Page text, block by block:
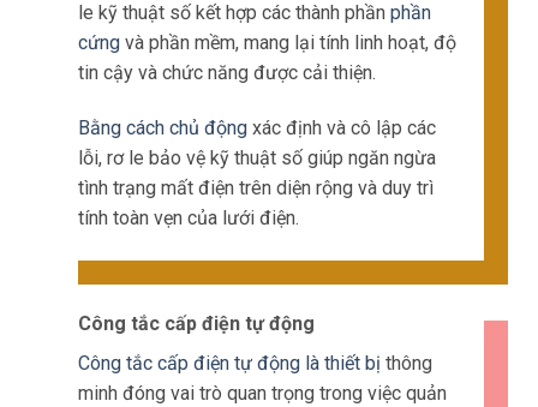
le kỹ thuật số kết hợp các thành phần phần
cứng và phần mềm, mang lại tính linh hoạt, độ
tin cậy và chức năng được cải thiện.
Bằng cách chủ động xác định và cô lập các
lỗi, rơ le bảo vệ kỹ thuật số giúp ngăn ngừa
tình trạng mất điện trên diện rộng và duy trì
tính toàn vẹn của lưới điện.
Công tắc cấp điện tự động
Công tắc cấp điện tự động là thiết bị thông
minh đóng vai trò quan trọng trong việc quản